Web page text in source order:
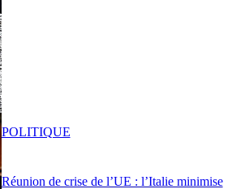
Réunion de crise de l’UE : l’Italie minimise
POLITIQUE